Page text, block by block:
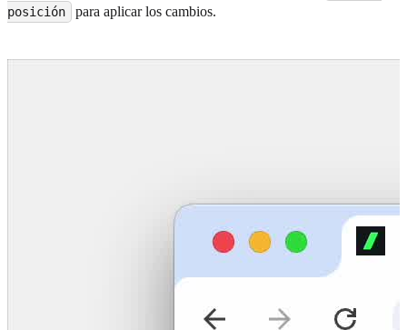
posición
para aplicar los cambios.